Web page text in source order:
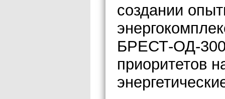
создании
БРЕСТ-ОД-300
приоритетов